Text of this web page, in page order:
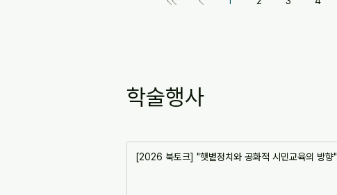
학술행사
[2026 북토크] "햇볕정치와 공화적 시민교육의 방향"